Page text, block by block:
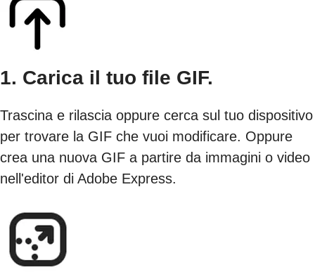
1. Carica il tuo file GIF.
Trascina e rilascia oppure cerca sul tuo dispositivo
per trovare la GIF che vuoi modificare. Oppure
crea una nuova GIF a partire da immagini o video
nell'editor di Adobe Express.